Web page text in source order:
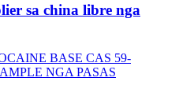
sa china libre nga